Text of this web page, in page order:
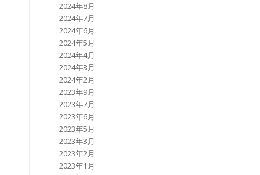
2024年8月
2024年7月
2024年6月
2024年5月
2024年4月
2024年3月
2024年2月
2023年9月
2023年7月
2023年6月
2023年5月
2023年3月
2023年2月
2023年1月